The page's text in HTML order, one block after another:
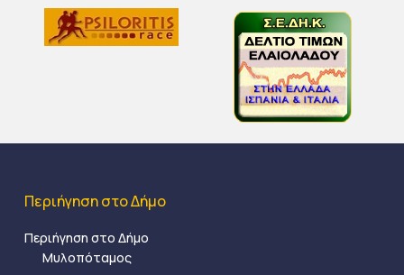
Περιήγηση στο Δήμο
Περιήγηση στο Δήμο
Μυλοπόταμος